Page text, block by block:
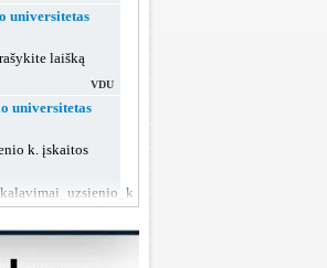
universitetas
laišką
VDU
universitetas
k. įskaitos
MRU konsultacijos
mokslų